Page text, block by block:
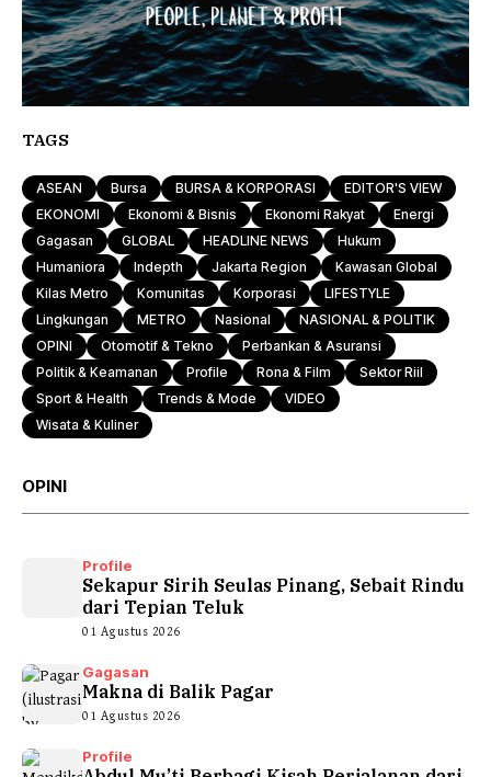
TAGS
ASEAN Bursa BURSA & KORPORASI
EDITOR'S VIEW
EKONOMI
Ekonomi & Bisnis Ekonomi Rakyat
Energi
Gagasan
GLOBAL HEADLINE NEWS
Hukum
Humaniora
Indepth Jakarta Region
Kawasan Global
Kilas Metro
Komunitas Korporasi
LIFESTYLE
Lingkungan
METRO Nasional
NASIONAL & POLITIK
OPINI
Otomotif & Tekno
Perbankan & Asuransi
Politik & Keamanan
Profile Rona & Film
Sektor Riil
Sport & Health
Trends & Mode
VIDEO
Wisata & Kuliner
OPINI
Profile
Sekapur Sirih Seulas Pinang, Sebait Rindu
dari Tepian Teluk
01 Agustus 2026
Gagasan
Makna di Balik Pagar
01 Agustus 2026
Profile